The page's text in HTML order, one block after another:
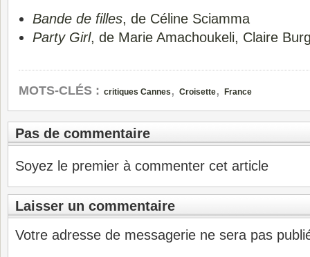
Bande de filles, de Céline Sciamma
Party Girl, de Marie Amachoukeli, Claire
MOTS-CLÉS : critiques Cannes , Croisette, France
Pas de commentaire
Soyez le premier à commenter cet article
Laisser un commentaire
Votre adresse de messagerie ne sera pas